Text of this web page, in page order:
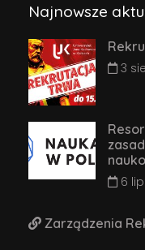
Najnowsze
3
6
Zarządzenia